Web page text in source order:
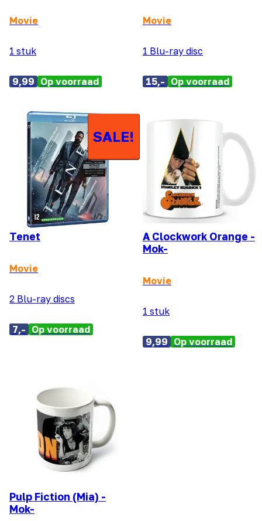
Movie
1 stuk
9,99 Op voorraad
Movie
1 Blu-ray disc
15,- Op voorraad
SALE!
Tenet
Movie
2 Blu-ray discs
7,- Op voorraad
A Clockwork Orange -
Mok-
Movie
1 stuk
9,99 Op voorraad
Pulp Fiction (Mia) -
Mok-